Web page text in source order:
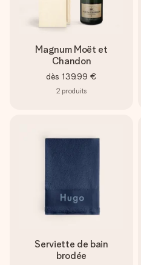
Magnum Moët et
Chandon
dès 139,99 €
2 produits
Serviette de bain
brodée